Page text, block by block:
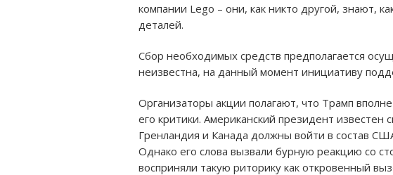
компании Lego – они, как никто другой, знают,
деталей.
Сбор необходимых средств предполагается
неизвестна, на данный момент инициативу
Организаторы акции полагают, что Трамп
его критики. Американский президент
Гренландия и Канада должны войти в состав
Однако его слова вызвали бурную реакцию со
восприняли такую риторику как откровенный